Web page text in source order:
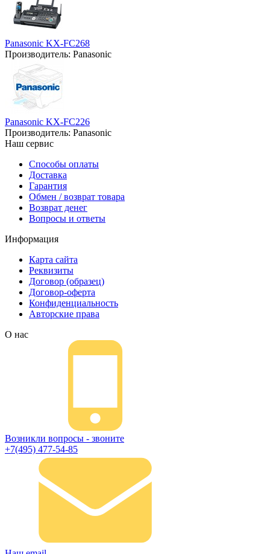
Panasonic KX-FC268
Производитель: Panasonic
Panasonic KX-FC226
Производитель: Panasonic
Наш сервис
Способы оплаты
Доставка
Гарантия
Обмен / возврат товара
Возврат денег
Вопросы и ответы
Информация
Карта сайта
Реквизиты
Договор (образец)
Договор-оферта
Конфиденциальность
Авторские права
О нас
Возникли вопросы - звоните
+7(495) 477-54-85